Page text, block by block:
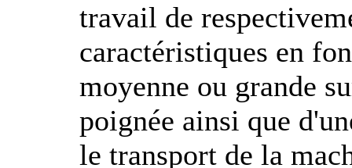
travail de
caractéristiques en
moyenne ou grande
poignée ainsi que
le transport de la